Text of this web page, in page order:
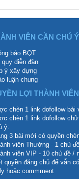
VIÊN CẦN CHÚ Ý
báo BQT
quy diễn đàn
ý xây dựng
luận chung
LỢI THÀNH VIÊN
chèn 1 link dofollow bài
chèn 1 link dofollow
ý:
3 bài mới có quyền
viên Thường - 1 chủ
viên VIP - 10 chủ đề /
quyền đăng chủ để vẫn
hoặc commment